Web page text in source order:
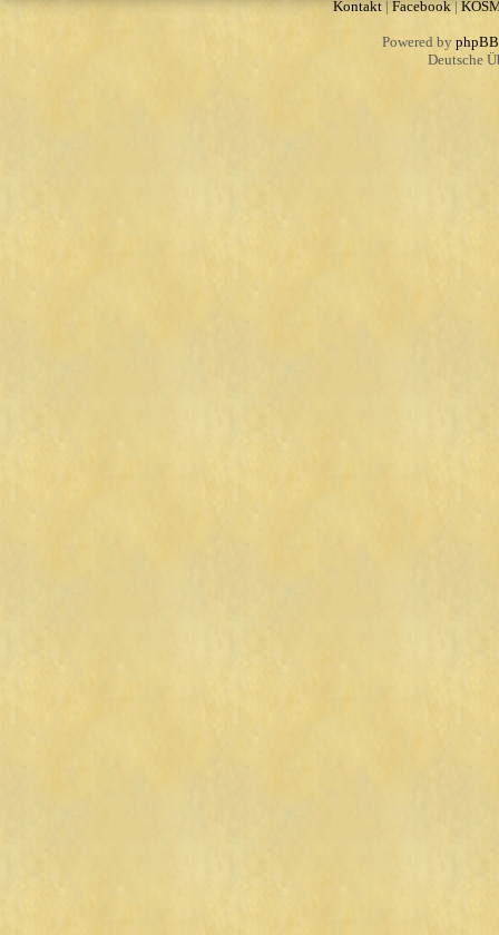
Kontakt| Facebook|
Powered by phpBB
Deutsche